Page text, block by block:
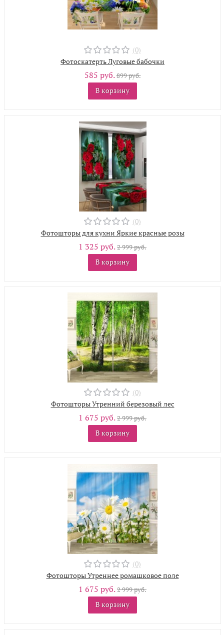
(0)
Фотоскатерть Луговые бабочки
585 руб.899 руб.
В корзину
(0)
Фотошторы для кухни Яркие красные розы
1 325 руб.2 999 руб.
В корзину
(0)
Фотошторы Утренний березовый лес
1 675 руб.2 999 руб.
В корзину
(0)
Фотошторы Утреннее ромашковое поле
1 675 руб.2 999 руб.
В корзину